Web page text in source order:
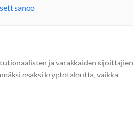
sanoo
ja varakkaiden sijoittajien
osaksi kryptotaloutta, vaikka